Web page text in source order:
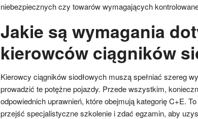
niebezpiecznych czy towarów wymagających
Jakie są wymagania
kierowców ciągników
Kierowcy ciągników siodłowych muszą spełniać szereg
prowadzić te potężne pojazdy. Przede wszystkim,
odpowiednich uprawnień, które obejmują kategorię C+E.
przejść specjalistyczne szkolenie i zdać egzamin, aby